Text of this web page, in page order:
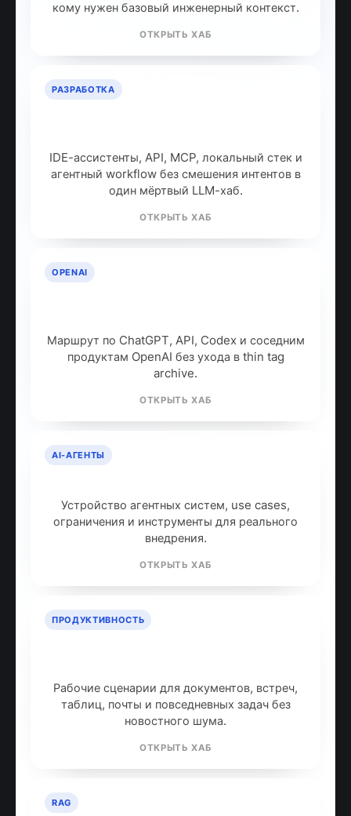
кому нужен базовый инженерный контекст.
ОТКРЫТЬ ХАБ
РАЗРАБОТКА
IDE-ассистенты, API, MCP, локальный стек и
агентный workflow без смешения интентов в
один мёртвый LLM-хаб.
ОТКРЫТЬ ХАБ
OPENAI
Маршрут по ChatGPT, API, Codex и соседним
продуктам OpenAI без ухода в thin tag
archive.
ОТКРЫТЬ ХАБ
AI-АГЕНТЫ
Устройство агентных систем, use cases,
ограничения и инструменты для реального
внедрения.
ОТКРЫТЬ ХАБ
ПРОДУКТИВНОСТЬ
Рабочие сценарии для документов, встреч,
таблиц, почты и повседневных задач без
новостного шума.
ОТКРЫТЬ ХАБ
RAG